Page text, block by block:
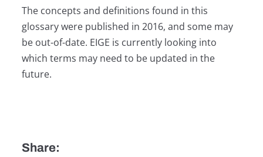
The concepts and definitions found in this
glossary were published in 2016, and some may
be out-of-date. EIGE is currently looking into
which terms may need to be updated in the
future.
Share: